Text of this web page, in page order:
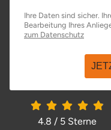
Ihre Daten sind sicher.
Bearbeitung Ihres
zum Datenschutzöffnet
4.8 / 5Sterne